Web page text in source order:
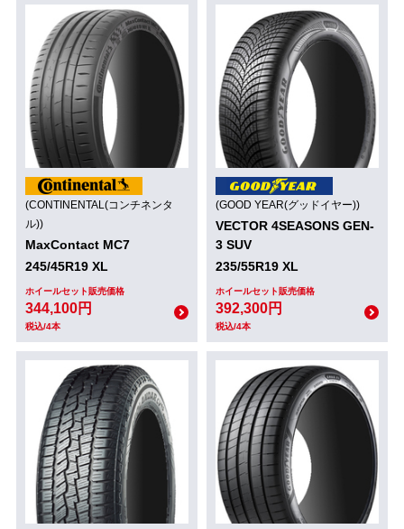
(CONTINENTAL(コンチネンタ
ル))
MaxContact MC7
245/45R19 XL
ホイールセット販売価格
344,100円
税込/4本
(GOOD YEAR(グッドイヤー))
VECTOR 4SEASONS GEN-
3 SUV
235/55R19 XL
ホイールセット販売価格
392,300円
税込/4本